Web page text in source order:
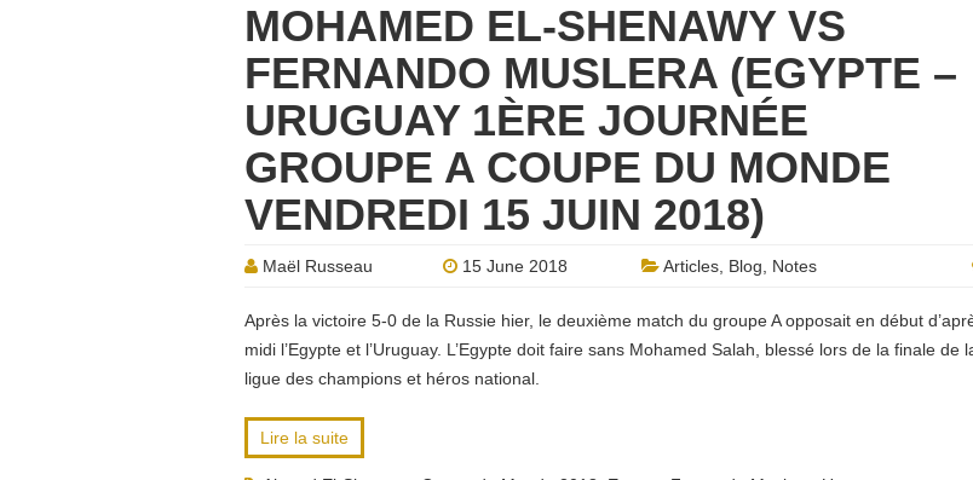
MOHAMED EL-SHENAWY VS
FERNANDO MUSLERA (EGYPTE –
URUGUAY 1ÈRE JOURNÉE
GROUPE A COUPE DU MONDE
VENDREDI 15 JUIN 2018)
Maël Russeau 15 June 2018 Articles Blog Notes
Après la victoire 5-0 de la Russie hier, le deuxième match du groupe A opposait en début
midi l’Egypte et l’Uruguay. L’Egypte doit faire sans Mohamed Salah, blessé lors de la finale de
ligue des champions et héros national.
Lire la suite